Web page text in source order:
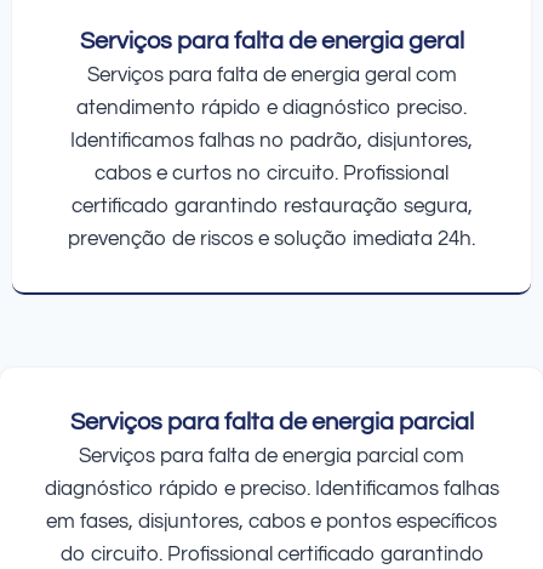
Serviços para falta de energia geral
Serviços para falta de energia geral com
atendimento rápido e diagnóstico preciso.
Identificamos falhas no padrão, disjuntores,
cabos e curtos no circuito. Profissional
certificado garantindo restauração segura,
prevenção de riscos e solução imediata 24h.
Serviços para falta de energia parcial
Serviços para falta de energia parcial com
diagnóstico rápido e preciso. Identificamos falhas
em fases, disjuntores, cabos e pontos específicos
do circuito. Profissional certificado garantindo